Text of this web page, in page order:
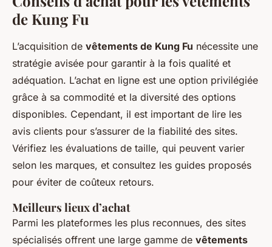
de Kung Fu
L’acquisition de vêtements de Kung Fu nécessite une
stratégie avisée pour garantir à la fois qualité et
adéquation. L’achat en ligne est une option privilégiée
grâce à sa commodité et la diversité des options
disponibles. Cependant, il est important de lire les
avis clients pour s’assurer de la fiabilité des sites.
Vérifiez les évaluations de taille, qui peuvent varier
selon les marques, et consultez les guides proposés
pour éviter de coûteux retours.
Meilleurs lieux d’achat
Parmi les plateformes les plus reconnues, des sites
spécialisés offrent une large gamme de vêtements